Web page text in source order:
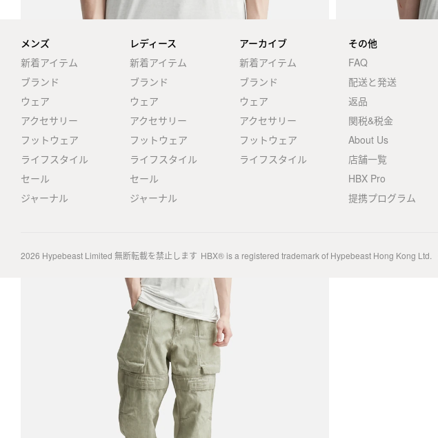
メンズ
新着アイテム
ブランド
ウェア
アクセサリー
フットウェア
ライフスタイル
セール
ジャーナル
レディース
新着アイテム
ブランド
ウェア
アクセサリー
フットウェア
ライフスタイル
セール
ジャーナル
アーカイブ
新着アイテム
ブランド
ウェア
アクセサリー
フットウェア
ライフスタイル
その他
FAQ
配送と発送
返品
関税&税金
About Us
店舗一覧
HBX Pro
提携プログラム
2026 Hypebeast Limited 無断転載を禁止します HBX® is a registered trademark of Hypebeast Hong Kong Ltd.